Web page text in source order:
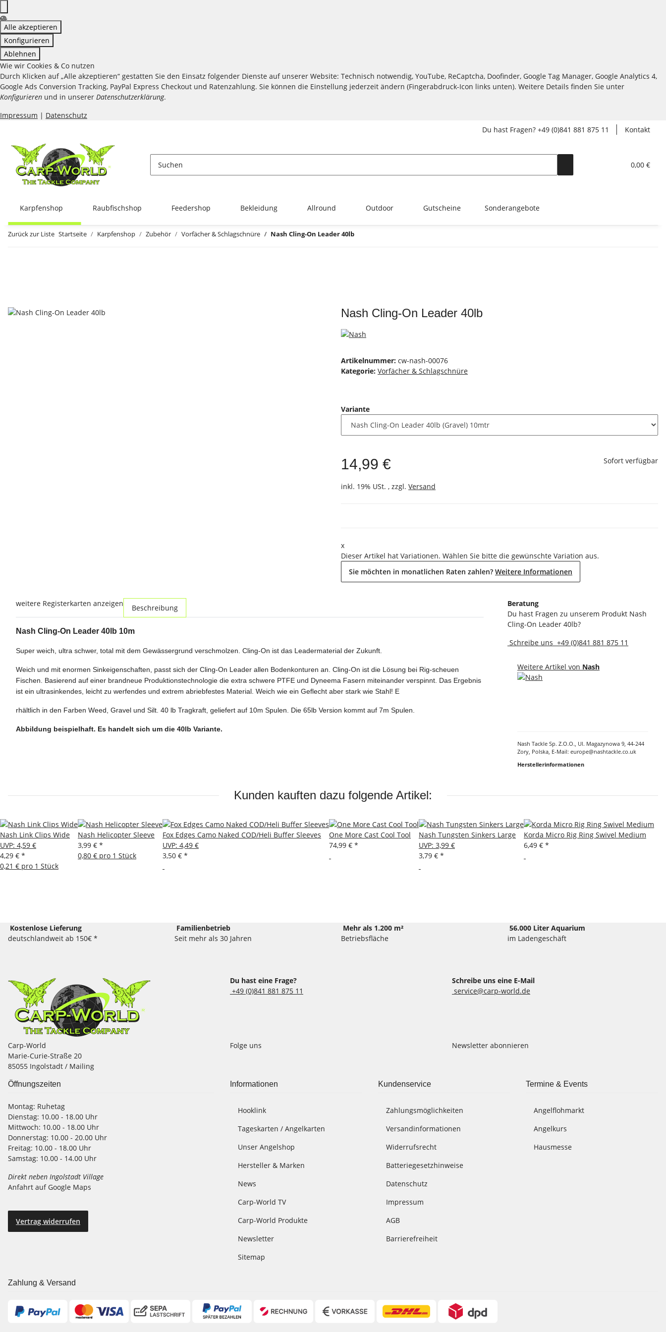
Alle akzeptieren
Konfigurieren
Ablehnen
Wie wir Cookies & Co nutzen
Durch Klicken auf „Alle akzeptieren“ gestatten Sie den Einsatz folgender Dienste auf unserer Website: Technisch notwendig, YouTube, ReCaptcha, Doofinder, Google Tag Manager, Google Analytics 4,
Google Ads Conversion Tracking, PayPal Express Checkout und Ratenzahlung. Sie können die Einstellung jederzeit ändern (Fingerabdruck-Icon links unten). Weitere Details finden Sie unter
Konfigurieren und in unserer Datenschutzerklärung.
Impressum | Datenschutz
Du hast Fragen? +49 (0)841 881 875 11
Kontakt
0,00 €
Karpfenshop Raubfischshop Feedershop Bekleidung Allround Outdoor Gutscheine Sonderangebote
Zurück zur Liste Startseite Karpfenshop Zubehör Vorfächer & Schlagschnüre Nash Cling-On Leader 40lb
Nash Cling-On Leader 40lb
Artikelnummer: cw-nash-00076
Kategorie: Vorfächer & Schlagschnüre
Variante
14,99 €
inkl. 19% USt. , zzgl. Versand
Sofort verfügbar
x
Dieser Artikel hat Variationen. Wählen Sie bitte die gewünschte Variation aus.
Sie möchten in monatlichen Raten zahlen? Weitere Informationen
weitere Registerkarten anzeigen Beschreibung
Nash Cling-On Leader 40lb 10m
Super weich, ultra schwer, total mit dem Gewässergrund verschmolzen. Cling-On ist das Leadermaterial der Zukunft.
Weich und mit enormen Sinkeigenschaften, passt sich der Cling-On Leader allen Bodenkonturen an. Cling-On ist die Lösung bei Rig-scheuen
Fischen. Basierend auf einer brandneue Produktionstechnologie die extra schwere PTFE und Dyneema Fasern miteinander verspinnt. Das Ergebnis
ist ein ultrasinkendes, leicht zu werfendes und extrem abriebfestes Material. Weich wie ein Geflecht aber stark wie Stahl! E
rhältlich in den Farben Weed, Gravel und Silt. 40 lb Tragkraft, geliefert auf 10m Spulen. Die 65lb Version kommt auf 7m Spulen.
Abbildung beispielhaft. Es handelt sich um die 40lb Variante.
Beratung
Du hast Fragen zu unserem Produkt Nash
Cling-On Leader 40lb?
Schreibe uns +49 (0)841 881 875 11
Weitere Artikel von Nash
Nash Tackle Sp. Z.O.O., Ul. Magazynowa 9, 44-244
Zory, Polska, E-Mail: europe@nashtackle.co.uk
Herstellerinformationen
Kunden kauften dazu folgende Artikel:
Nash Link Clips Wide
UVP: 4,59 €
4,29 € *
0,21 € pro 1 Stück
Nash Helicopter Sleeve
3,99 € *
0,80 € pro 1 Stück
Fox Edges Camo Naked COD/Heli Buffer Sleeves
UVP: 4,49 €
3,50 € *
One More Cast Cool Tool
74,99 € *
Nash Tungsten Sinkers Large
UVP: 3,99 €
3,79 € *
Korda Micro Rig Ring Swivel Medium
6,49 € *
Kostenlose Lieferung
deutschlandweit ab 150€ *
Familienbetrieb
Seit mehr als 30 Jahren
Mehr als 1.200 m²
Betriebsfläche
56.000 Liter Aquarium
im Ladengeschäft
Du hast eine Frage?
+49 (0)841 881 875 11
Schreibe uns eine E-Mail
service@carp-world.de
Carp-World
Marie-Curie-Straße 20
85055 Ingolstadt / Mailing
Folge uns Newsletter abonnieren
Öffnungszeiten
Montag: Ruhetag
Dienstag: 10.00 - 18.00 Uhr
Mittwoch: 10.00 - 18.00 Uhr
Donnerstag: 10.00 - 20.00 Uhr
Freitag: 10.00 - 18.00 Uhr
Samstag: 10.00 - 14.00 Uhr
Direkt neben Ingolstadt Village
Anfahrt auf Google Maps
Vertrag widerrufen
Informationen
Hooklink
Tageskarten / Angelkarten
Unser Angelshop
Hersteller & Marken
News
Carp-World TV
Carp-World Produkte
Newsletter
Sitemap
Kundenservice
Zahlungsmöglichkeiten
Versandinformationen
Widerrufsrecht
Batteriegesetzhinweise
Datenschutz
Impressum
AGB
Barrierefreiheit
Termine & Events
Angelflohmarkt
Angelkurs
Hausmesse
Zahlung & Versand